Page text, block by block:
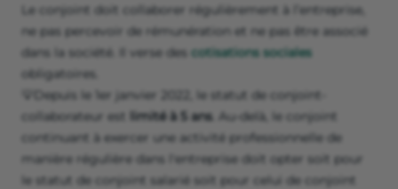
Le conjoint doit collaborer régulièrement à l’entreprise,
ne pas percevoir de rémunération et ne pas être associé
dans la société. Il verse des cotisations sociales
obligatoires.
💡Depuis le 1er janvier 2022, le statut de conjoint-
collaborateur est limité à 5 ans. Au-delà, le conjoint
continuant à exercer une activité professionnelle de
manière régulière dans l'entreprise doit opter soit pour
le statut de conjoint salarié soit pour celui de conjoint